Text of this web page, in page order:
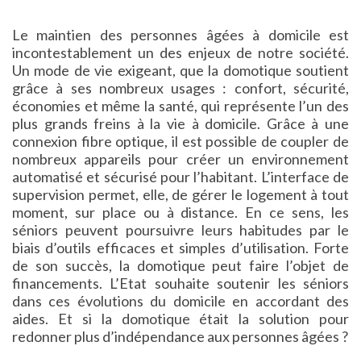
Le maintien des personnes âgées à domicile est
incontestablement un des enjeux de notre société.
Un mode de vie exigeant, que la domotique soutient
grâce à ses nombreux usages : confort, sécurité,
économies et même la santé, qui représente l’un des
plus grands freins à la vie à domicile. Grâce à une
connexion fibre optique, il est possible de coupler de
nombreux appareils pour créer un environnement
automatisé et sécurisé pour l’habitant. L’interface de
supervision permet, elle, de gérer le logement à tout
moment, sur place ou à distance. En ce sens, les
séniors peuvent poursuivre leurs habitudes par le
biais d’outils efficaces et simples d’utilisation. Forte
de son succès, la domotique peut faire l’objet de
financements. L’Etat souhaite soutenir les séniors
dans ces évolutions du domicile en accordant des
aides. Et si la domotique était la solution pour
redonner plus d’indépendance aux personnes âgées ?